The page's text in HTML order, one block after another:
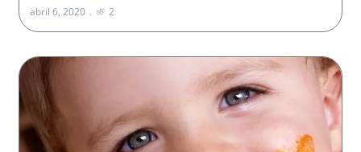
abril 6, 2020 2